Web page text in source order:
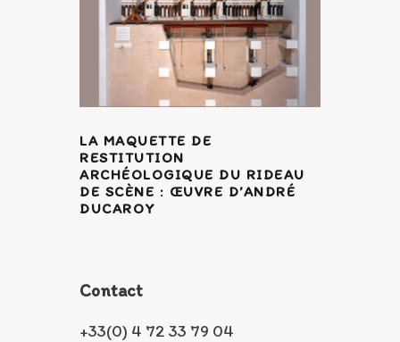
LA MAQUETTE DE
RESTITUTION
ARCHÉOLOGIQUE DU RIDEAU
DE SCÈNE : ŒUVRE D’ANDRÉ
DUCAROY
Contact
+33(0) 4 72 33 79 04